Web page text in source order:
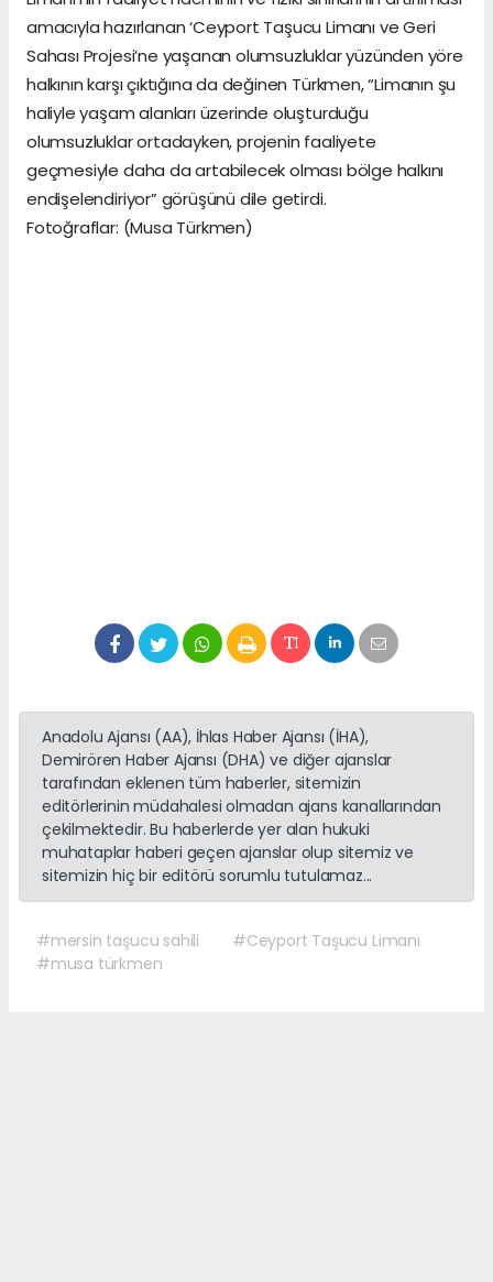
amacıyla hazırlanan ‘Ceyport Taşucu Limanı ve Geri
Sahası Projesi’ne yaşanan olumsuzluklar yüzünden yöre
halkının karşı çıktığına da değinen Türkmen, “Limanın şu
haliyle yaşam alanları üzerinde oluşturduğu
olumsuzluklar ortadayken, projenin faaliyete
geçmesiyle daha da artabilecek olması bölge halkını
endişelendiriyor” görüşünü dile getirdi.
Fotoğraflar: (Musa Türkmen)
Anadolu Ajansı (AA), İhlas Haber Ajansı (İHA),
Demirören Haber Ajansı (DHA) ve diğer ajanslar
tarafından eklenen tüm haberler, sitemizin
editörlerinin müdahalesi olmadan ajans kanallarından
çekilmektedir. Bu haberlerde yer alan hukuki
muhataplar haberi geçen ajanslar olup sitemiz ve
sitemizin hiç bir editörü sorumlu tutulamaz...
#mersin taşucu sahili
#Ceyport Taşucu Limanı
#musa türkmen